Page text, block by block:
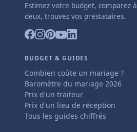
Estimez votre budget, comparez à
deux, trouvez vos prestataires.
BUDGET & GUIDES
Combien coûte un mariage ?
Baromètre du mariage 2026
Prix d'un traiteur
Prix d'un lieu de réception
Tous les guides chiffrés